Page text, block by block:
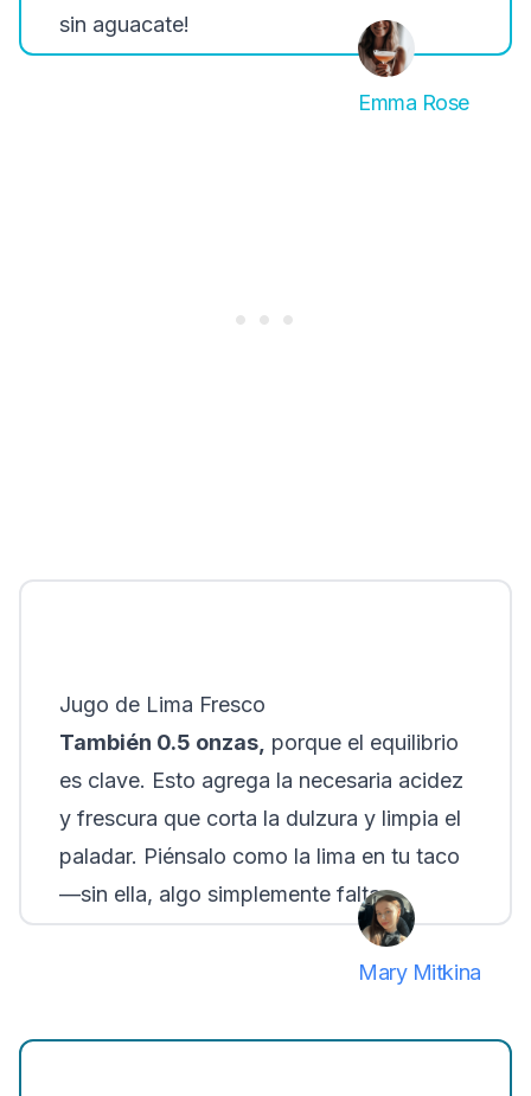
sin aguacate!
Emma Rose
Jugo de Lima Fresco
También 0.5 onzas, porque el equilibrio
es clave. Esto agrega la necesaria acidez
y frescura que corta la dulzura y limpia el
paladar. Piénsalo como la lima en tu taco
—sin ella, algo simplemente falta.
Mary Mitkina